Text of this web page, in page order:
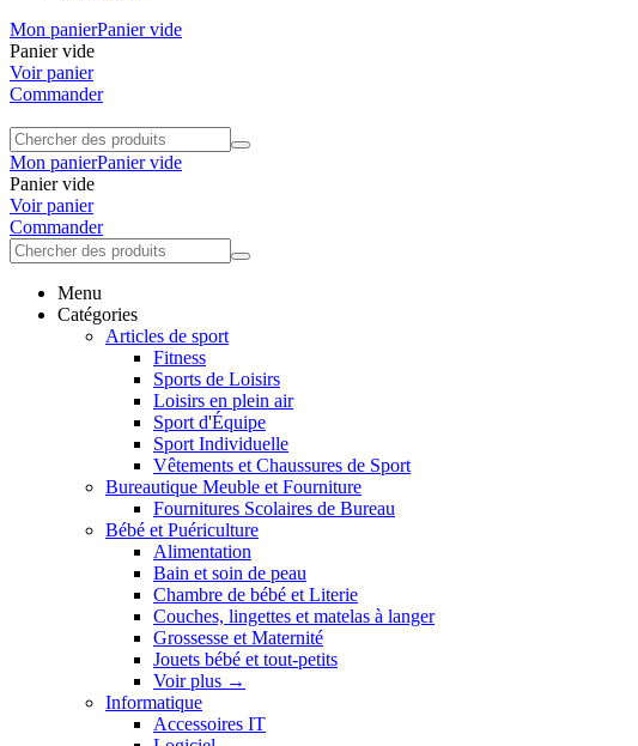
Mon panierPanier vide
Panier vide
Voir panier
Commander
Mon panierPanier vide
Panier vide
Voir panier
Commander
Menu
Catégories
Articles de sport
Fitness
Sports de Loisirs
Loisirs en plein air
Sport d'Équipe
Sport Individuelle
Vêtements et Chaussures de Sport
Bureautique Meuble et Fourniture
Fournitures Scolaires de Bureau
Bébé et Puériculture
Alimentation
Bain et soin de peau
Chambre de bébé et Literie
Couches, lingettes et matelas à langer
Grossesse et Maternité
Jouets bébé et tout-petits
Voir plus →
Informatique
Accessoires IT